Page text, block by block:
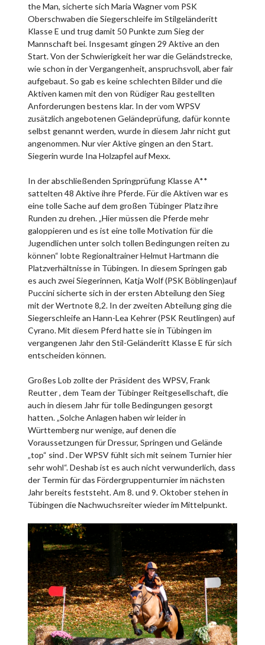
the Man, sicherte sich Maria Wagner vom PSK
Oberschwaben die Siegerschleife im Stilgeländeritt
Klasse E und trug damit 50 Punkte zum Sieg der
Mannschaft bei. Insgesamt gingen 29 Aktive an den
Start. Von der Schwierigkeit her war die Geländstrecke,
wie schon in der Vergangenheit, anspruchsvoll, aber fair
aufgebaut. So gab es keine schlechten Bilder und die
Aktiven kamen mit den von Rüdiger Rau gestellten
Anforderungen bestens klar. In der vom WPSV
zusätzlich angebotenen Geländeprüfung, dafür konnte
selbst genannt werden, wurde in diesem Jahr nicht gut
angenommen. Nur vier Aktive gingen an den Start.
Siegerin wurde Ina Holzapfel auf Mexx.
In der abschließenden Springprüfung Klasse A**
sattelten 48 Aktive ihre Pferde. Für die Aktiven war es
eine tolle Sache auf dem großen Tübinger Platz ihre
Runden zu drehen. „Hier müssen die Pferde mehr
galoppieren und es ist eine tolle Motivation für die
Jugendlichen unter solch tollen Bedingungen reiten zu
können“ lobte Regionaltrainer Helmut Hartmann die
Platzverhältnisse in Tübingen. In diesem Springen gab
es auch zwei Siegerinnen, Katja Wolf (PSK Böblingen)auf
Puccini sicherte sich in der ersten Abteilung den Sieg
mit der Wertnote 8,2. In der zweiten Abteilung ging die
Siegerschleife an Hann-Lea Kehrer (PSK Reutlingen) auf
Cyrano. Mit diesem Pferd hatte sie in Tübingen im
vergangenen Jahr den Stil-Geländeritt Klasse E für sich
entscheiden können.
Großes Lob zollte der Präsident des WPSV, Frank
Reutter , dem Team der Tübinger Reitgesellschaft, die
auch in diesem Jahr für tolle Bedingungen gesorgt
hatten. „Solche Anlagen haben wir leider in
Württemberg nur wenige, auf denen die
Voraussetzungen für Dressur, Springen und Gelände
„top“ sind . Der WPSV fühlt sich mit seinem Turnier hier
sehr wohl“. Deshab ist es auch nicht verwunderlich, dass
der Termin für das Fördergruppenturnier im nächsten
Jahr bereits feststeht. Am 8. und 9. Oktober stehen in
Tübingen die Nachwuchsreiter wieder im Mittelpunkt.